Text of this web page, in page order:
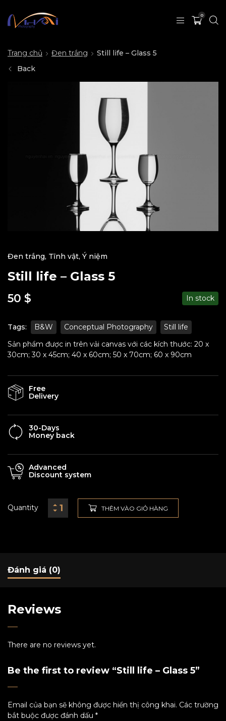
0
Trang chủ Đen trắng
Still life – Glass 5
Back
Đen trắng, Tĩnh vật, Ý niệm
Still life – Glass 5
50 $ In stock
Tags: B&W Conceptual Photography
Still life
Sản phẩm được in trên vải canvas với các kích thước: 20 x
30cm; 30 x 45cm; 40 x 60cm; 50 x 70cm; 60 x 90cm
Free
Delivery
30-Days
Money back
Advanced
Discount system
Quantity THÊM VÀO GIỎ HÀNG
Đánh giá (0)
Reviews
There are no reviews yet.
Be the first to review “Still life – Glass 5”
Email của bạn sẽ không được hiển thị công khai. Các trường
bắt buộc được đánh dấu *